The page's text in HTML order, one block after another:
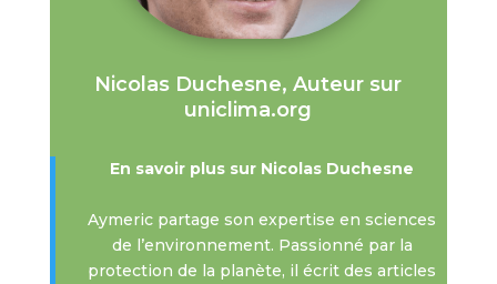
Nicolas Duchesne, Auteur sur
uniclima.org
En savoir plus sur Nicolas Duchesne
Aymeric partage son expertise en sciences
de l’environnement. Passionné par la
protection de la planète, il écrit des articles